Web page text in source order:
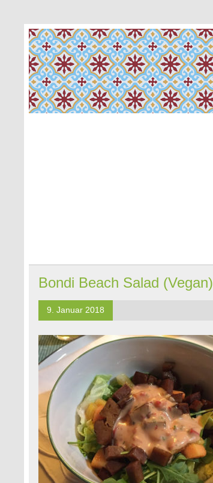
Bondi Beach Salad (Vegan)
9. Januar 2018